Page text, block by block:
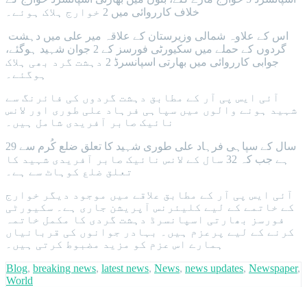
خلاف کارروائی میں 2 خوارج ہلاک ہوئے۔
گردوں کے حملے میں سکیورٹی فورسز کے 2 جوان شہید ہوگئے،
جوابی کارروائی میں بھارتی اسپانسرڈ 2 دہشت گرد بھی ہلاک
ہوگئے۔
آئی ایس پی آر کے مطابق دہشت گردوں کی فائرنگ سے
شہید ہونے والوں میں سپاہی فرہاد علی طوری اور لانس
نائیک صابر آفریدی شامل ہیں۔
29 سال کے سپاہی فرہاد علی طوری شہید کا تعلق ضلع کُرم سے
ہے جب کہ 32 سال کے لانس نائیک صابر آفریدی شہید کا
تعلق ضلع کوہاٹ سے ہے۔
آئی ایس پی آر کے مطابق علاقے میں موجود دیگر خوارج
کے خاتمے کے لیے کلیئرنس آپریشن جاری ہے۔ سکیورٹی
فورسز بھارتی اسپانسرڈ دہشت گردی کا مکمل خاتمہ
کرنے کے لیے پرعزم ہیں۔ بہادر جوانوں کی قربانیاں
ہمارے اس عزم کو مزید مضبوط کرتی ہیں۔
Blog, breaking news, latest news, News, news updates, Newspaper,
World